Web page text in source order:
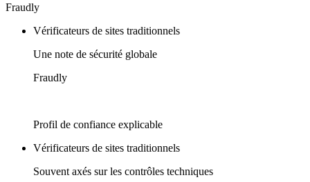
Fraudly
Vérificateurs de sites traditionnels
Une note de sécurité globale
Fraudly
Profil de confiance explicable
Vérificateurs de sites traditionnels
Souvent axés sur les contrôles techniques